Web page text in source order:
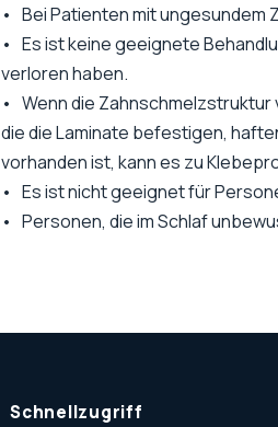
• Bei Patienten mit ungesundem
• Es ist keine geeignete
verloren haben.
• Wenn die
die die Laminate befestigen,
vorhanden ist, kann es zu
• Es ist nicht geeignet für
• Personen, die im Schlaf
Schnellzugriff